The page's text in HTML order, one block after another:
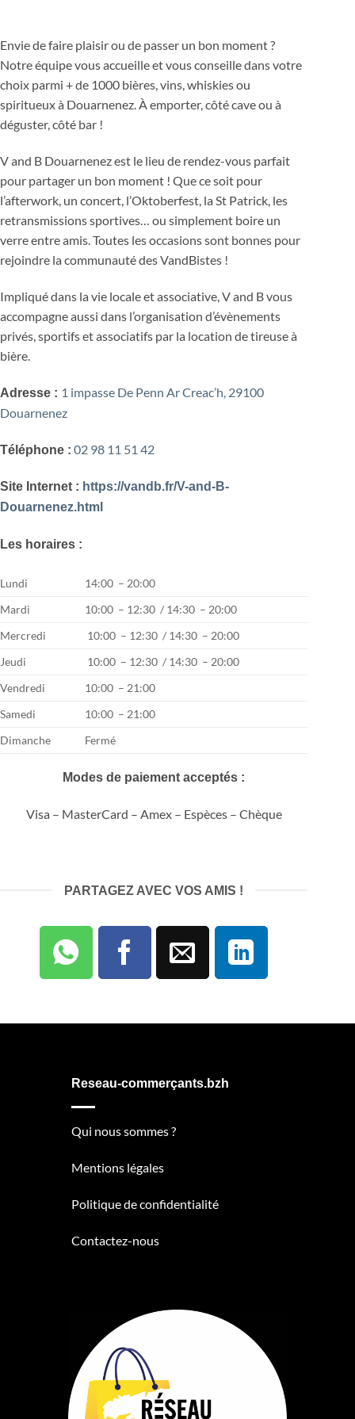
Envie de faire plaisir ou de passer un bon moment ?
Notre équipe vous accueille et vous conseille dans votre
choix parmi + de 1000 bières, vins, whiskies ou
spiritueux à Douarnenez. À emporter, côté cave ou à
déguster, côté bar !
V and B Douarnenez est le lieu de rendez-vous parfait
pour partager un bon moment ! Que ce soit pour
l’afterwork, un concert, l’Oktoberfest, la St Patrick, les
retransmissions sportives… ou simplement boire un
verre entre amis. Toutes les occasions sont bonnes pour
rejoindre la communauté des VandBistes !
Impliqué dans la vie locale et associative, V and B vous
accompagne aussi dans l’organisation d’évènements
privés, sportifs et associatifs par la location de tireuse à
bière.
Adresse : 1 impasse De Penn Ar Creac’h, 29100
Douarnenez
Téléphone : 02 98 11 51 42
Site Internet : https://vandb.fr/V-and-B-
Douarnenez.html
Les horaires :
Lundi
14:00 – 20:00
Mardi
10:00 – 12:30 / 14:30 – 20:00
Mercredi
10:00 – 12:30 / 14:30 – 20:00
Jeudi
10:00 – 12:30 / 14:30 – 20:00
Vendredi
10:00 – 21:00
Samedi
10:00 – 21:00
Dimanche
Fermé
Modes de paiement acceptés :
Visa – MasterCard – Amex – Espèces – Chèque
PARTAGEZ AVEC VOS AMIS !
Reseau-commerçants.bzh
Qui nous sommes ?
Mentions légales
Politique de confidentialité
Contactez-nous